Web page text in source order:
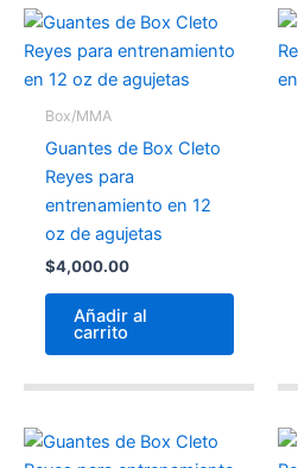
Box/MMA
Guantes de Box Cleto
Reyes para
entrenamiento en 12
oz de agujetas
$4,000.00
Añadir al
carrito